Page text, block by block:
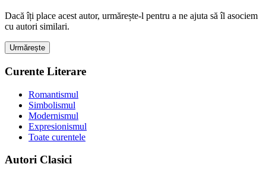
Dacă îți place acest autor, urmărește-l pentru a ne ajuta să îl asociem
cu autori similari.
Urmărește
Curente Literare
Romantismul
Simbolismul
Modernismul
Expresionismul
Toate curentele
Autori Clasici